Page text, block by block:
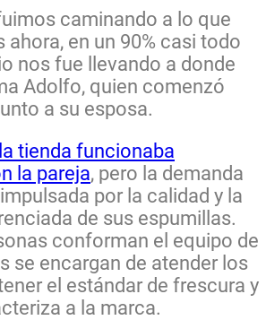
caminando a lo que
en un 90% casi todo
nos fue llevando a donde
Adolfo, quien comenzó
a su esposa.
tienda funcionaba
la pareja, pero la demanda
por la calidad y la
de sus espumillas.
conforman el equipo de
se encargan de atender los
el estándar de frescura y
a la marca.